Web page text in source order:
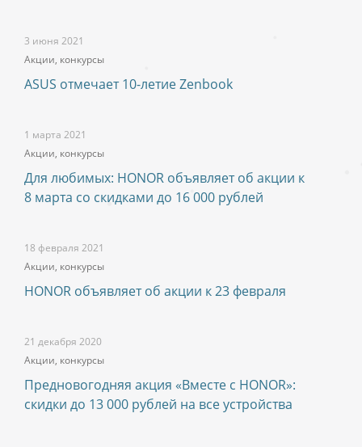
3 июня 2021
Акции, конкурсы
ASUS отмечает 10-летие Zenbook
1 марта 2021
Акции, конкурсы
Для любимых: HONOR объявляет об акции к
8 марта со скидками до 16 000 рублей
18 февраля 2021
Акции, конкурсы
HONOR объявляет об акции к 23 февраля
21 декабря 2020
Акции, конкурсы
Предновогодняя акция «Вместе с HONOR»:
скидки до 13 000 рублей на все устройства